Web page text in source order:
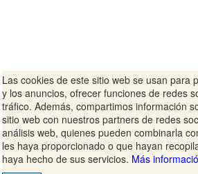
Las cookies de este sitio web se usan para
y los anuncios, ofrecer funciones de redes
tráfico. Además, compartimos información
sitio web con nuestros partners de redes
análisis web, quienes pueden combinarla
les haya proporcionado o que hayan
haya hecho de sus servicios. Más